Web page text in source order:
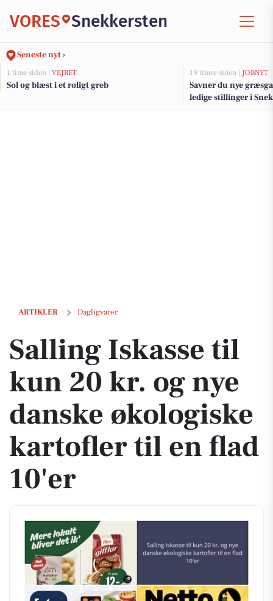
VORES Snekkersten
Seneste nyt ›
1 time siden | VEJRET
Sol og blæst i et roligt greb
19 timer siden | JOBNYT
Savner du nye
ledige stillinger i
ARTIKLER Dagligvarer
Salling Iskasse til kun 20 kr. og nye danske økologiske kartofler til
Salling Iskasse til
kun 20 kr. og nye
danske økologiske
kartofler til en flad
10'er